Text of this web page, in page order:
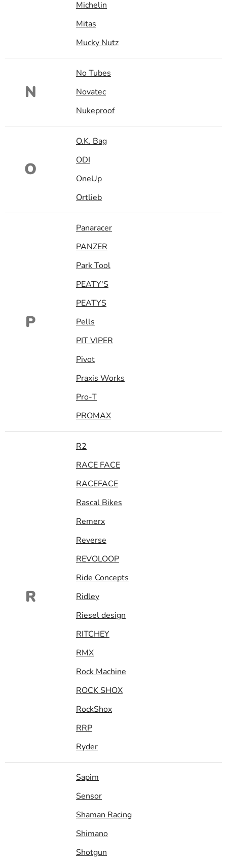
Michelin
Mitas
Mucky Nutz
N
No Tubes
Novatec
Nukeproof
O
O.K. Bag
ODI
OneUp
Ortlieb
P
Panaracer
PANZER
Park Tool
PEATY'S
PEATYS
Pells
PIT VIPER
Pivot
Praxis Works
Pro-T
PROMAX
R
R2
RACE FACE
RACEFACE
Rascal Bikes
Remerx
Reverse
REVOLOOP
Ride Concepts
Ridley
Riesel design
RITCHEY
RMX
Rock Machine
ROCK SHOX
RockShox
RRP
Ryder
Sapim
Sensor
Shaman Racing
Shimano
Shotgun